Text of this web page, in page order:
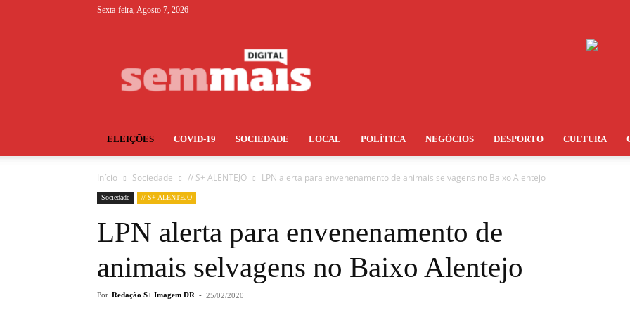
Sexta-feira, Agosto 7, 2026
ELEIÇÕES COVID-19 SOCIEDADE LOCAL POLÍTICA NEGÓCIOS DESPORTO CULTURA
Início Sociedade // S+ ALENTEJO LPN alerta para envenenamento de animais selvagens no Baixo Alentejo
Sociedade // S+ ALENTEJO
LPN alerta para envenenamento de
animais selvagens no Baixo Alentejo
Por Redação S+ Imagem DR - 25/02/2020